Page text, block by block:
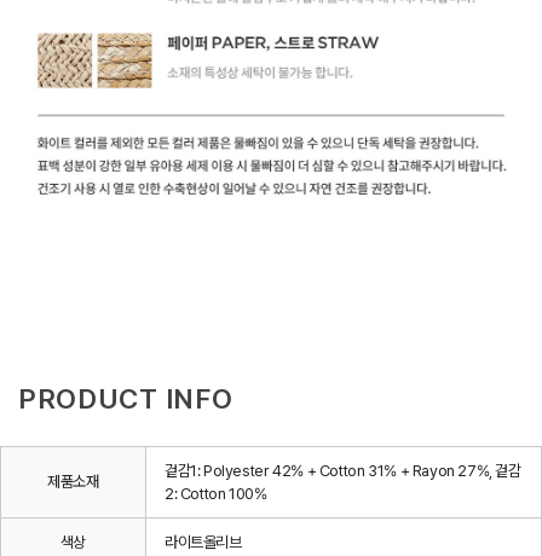
PRODUCT INFO
제품소재
겉감1: Polyester 42% + Cotton 31% + Rayon 27%, 겉감
2: Cotton 100%
색상 라이트올리브